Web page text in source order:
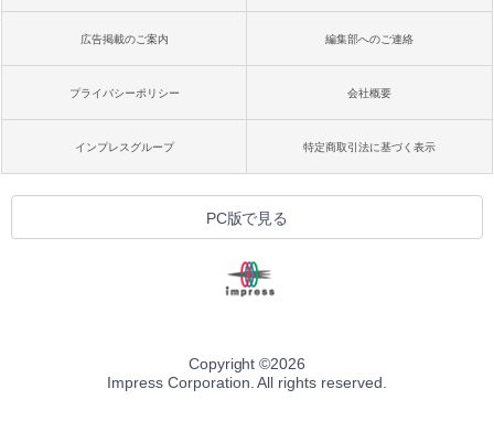
広告掲載のご案内 編集部へのご連絡
プライバシーポリシー 会社概要
インプレスグループ 特定商取引法に基づく表示
PC版で見る
Copyright ©2026
Impress Corporation. All rights reserved.